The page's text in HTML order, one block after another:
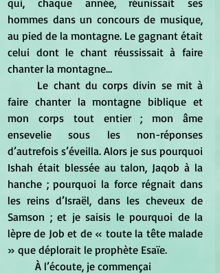
qui, chaque année, réunissait ses
hommes dans un concours de musique,
au pied de la montagne. Le gagnant était
celui dont le chant réussissait à faire
chanter la montagne…
faire chanter la montagne biblique et
mon corps tout entier ; mon âme
ensevelie sous les non-réponses
d’autrefois s’éveilla. Alors je sus pourquoi
Ishah était blessée au talon, Jaqob à la
hanche ; pourquoi la force régnait dans
les reins d’Israël, dans les cheveux de
Samson ; et je saisis le pourquoi de la
lèpre de Job et de « toute la tête malade
» que déplorait le prophète Esaïe.